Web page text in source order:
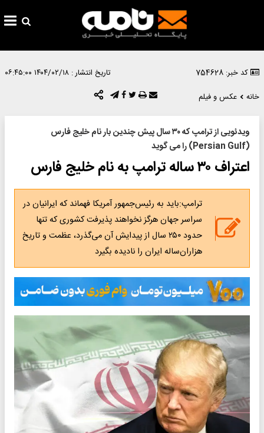
کد خبر: 754628 تاریخ انتشار : ۱۴۰۴/۰۲/۱۸ ۰۶:۴۵:۰۰
خانه
عکس و فیلم
ویدئویی از ترامپ که ۳۰ سال پیش چندین بار نام خلیج فارس
(Persian Gulf) را می گوید
اعتراف ۳۰ ساله ترامپ به نام خلیج فارس
ترامپ:باید به رئیس‌جمهور آمریکا فهماند که ایرانیان در
سراسر جهان هرگز نخواهند پذیرفت کشوری که تنها
حدود ۲۵۰ سال از پیدایش آن می‌گذرد، عظمت و تاریخ
هزاران‌ساله ایران را نادیده بگیرد